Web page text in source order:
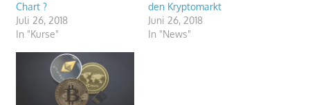
Chart ?
Juli 26, 2018
In "Kurse"
den Kryptomarkt
Juni 26, 2018
In "News"